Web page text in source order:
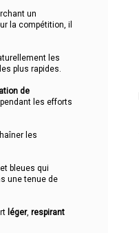
un
la compétition, il
les
plus rapides.
de
les efforts
les
bleues qui
une tenue de
léger, respirant